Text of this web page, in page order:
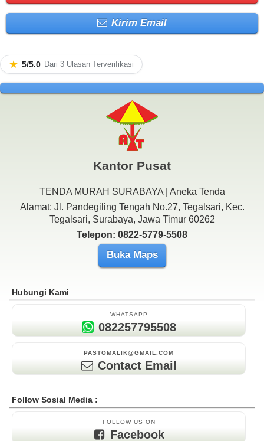
Kirim Email
★ 5/5.0 Dari 3 Ulasan Terverifikasi
Kantor Pusat
TENDA MURAH SURABAYA | Aneka Tenda
Alamat: Jl. Pandegiling Tengah No.27, Tegalsari, Kec.
Tegalsari, Surabaya, Jawa Timur 60262
Telepon: 0822-5779-5508
Buka Maps
Hubungi Kami
WHATSAPP
082257795508
PASTOMALIK@GMAIL.COM
Contact Email
Follow Sosial Media :
FOLLOW US ON
Facebook